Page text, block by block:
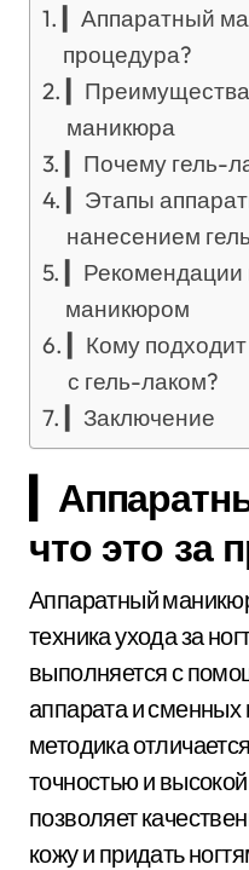
▎Аппаратный
процедура?
маникюра
▎Почему гель-
▎Этапы
нанесением
▎Рекомендации
маникюром
▎Кому
с гель-лаком?
▎Заключение
что это за
Аппаратный маникюр — это современная
техника ухода за
выполняется с
аппарата и сменных
методика
точностью и
позволяет
кожу и придать